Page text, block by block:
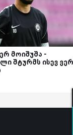
მოიშუშა -
შტურმს ისევ ვერ